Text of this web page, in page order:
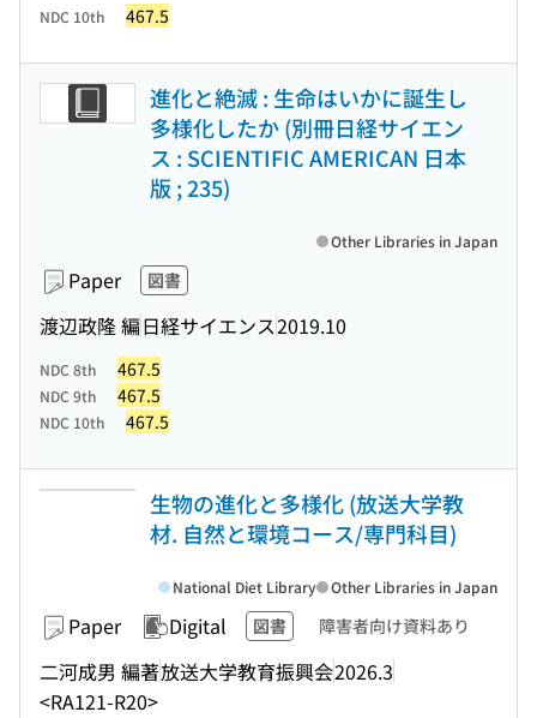
NDC 10th 467.5
進化と絶滅 : 生命はいかに誕生し
多様化したか (別冊日経サイエン
ス : SCIENTIFIC AMERICAN 日本
版 ; 235)
Paper 図書
渡辺政隆 編日経サイエンス2019.10
Other Libraries in Japan
NDC 8th 467.5
NDC 9th 467.5
NDC 10th 467.5
生物の進化と多様化 (放送大学教
材. 自然と環境コース/専門科目)
Paper Digital 図書 障害者向け資料あり
二河成男 編著放送大学教育振興会2026.3
<RA121-R20>
National Diet Library Other Libraries in Japan